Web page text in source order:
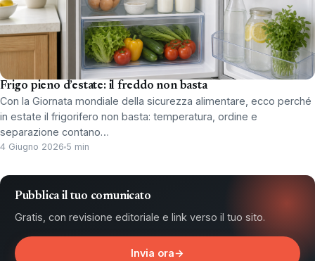
Frigo pieno d’estate: il freddo non basta
Con la Giornata mondiale della sicurezza alimentare, ecco perché
in estate il frigorifero non basta: temperatura, ordine e
separazione contano…
4 Giugno 2026 5 min
Pubblica il tuo comunicato
Gratis, con revisione editoriale e link verso il tuo sito.
Invia ora→